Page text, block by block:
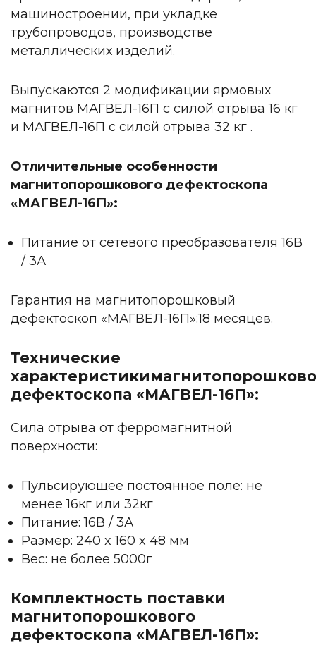
машиностроении, при укладке
трубопроводов, производстве
металлических изделий.
Выпускаются 2 модификации ярмовых
магнитов МАГВЕЛ-16П с силой отрыва 16 кг
и МАГВЕЛ-16П с силой отрыва 32 кг .
Отличительные особенности
магнитопорошкового дефектоскопа
«МАГВЕЛ-16П»:
Питание от сетевого преобразователя 16В
/ 3А
Гарантия на магнитопорошковый
дефектоскоп «МАГВЕЛ-16П»:18 месяцев.
Технические
дефектоскопа «МАГВЕЛ-16П»:
Сила отрыва от ферромагнитной
поверхности:
Пульсирующее постоянное поле: не
менее 16кг или 32кг
Питание: 16В / 3А
Размер: 240 x 160 x 48 мм
Вес: не более 5000г
Комплектность поставки
магнитопорошкового
дефектоскопа «МАГВЕЛ-16П»: